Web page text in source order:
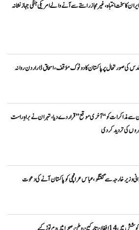
کا سخت انتباہ، غیر مجاز راستے سے آنے والے امریکی جنگی جہاز نشانہ
کی صورتحال پر پاکستان کا دوٹوک مؤقف، اسحاق ڈار اردن روانہ
سے مذاکرات کو “آخری موقع” قرار دے دیا، تہران نے براہِ راست
کی تردید کر دی
وزیر خارجہ سے گفتگو، عباس عراقچی کو پاکستان آنے کی دعوت